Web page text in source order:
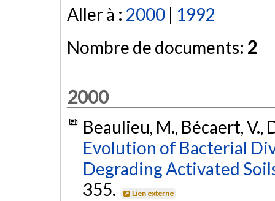
Aller à : 2000 | 1992
Nombre de documents: 2
2000
Beaulieu, M., Bécaert, V.,
Evolution of Bacterial
Degrading Activated
355.
Lien externe